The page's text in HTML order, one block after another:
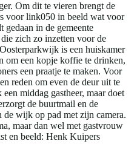
Om dit te vieren brengt de
voor link050 in beeld wat voor
in de gemeente
zich zo inzetten voor de
is een huiskamer
om een kopje koffie te drinken,
een praatje te maken. Voor
reden om even de deur uit te
middag gastheer, maar doet
de buurtmail en de
wijk op pad met zijn camera.
maar dan wel met gastvrouw
en beeld: Henk Kuipers